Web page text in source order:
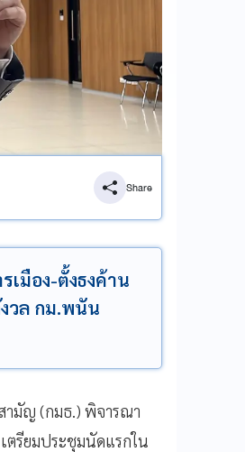
Share
เมือง-ตั้งธงค้าน
วล กม.พนัน
ามัญ (กมธ.) พิจารณา
ตรียมประชุมนัดแรกใน